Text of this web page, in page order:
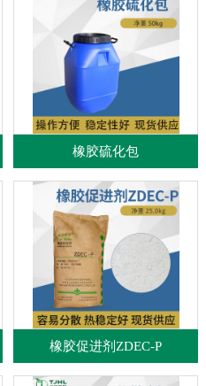
橡胶硫化包
橡胶促进剂ZDEC-P